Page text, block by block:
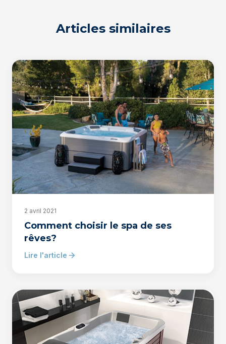
Articles similaires
2 avril 2021
Comment choisir le spa de ses
rêves?
Lire l'article